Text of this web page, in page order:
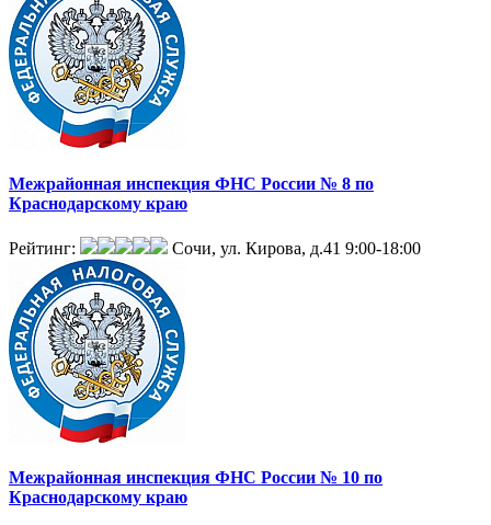
Межрайонная инспекция ФНС России № 8 по
Краснодарскому краю
Рейтинг: Сочи, ул. Кирова, д.41 9:00-18:00
Межрайонная инспекция ФНС России № 10 по
Краснодарскому краю